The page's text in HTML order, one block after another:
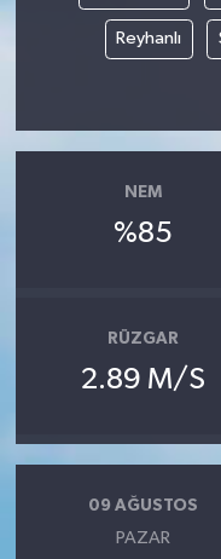
Reyhanlı
NEM
%85
RÜZGAR
2.89 M/S
09 AĞUSTOS
PAZAR